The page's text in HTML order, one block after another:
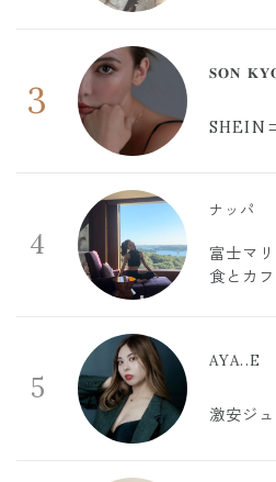
3
𝐒𝐎𝐍
SHEIN
4
ナッパ
富士マ
食とカ
5
AYA..E
激安ジ